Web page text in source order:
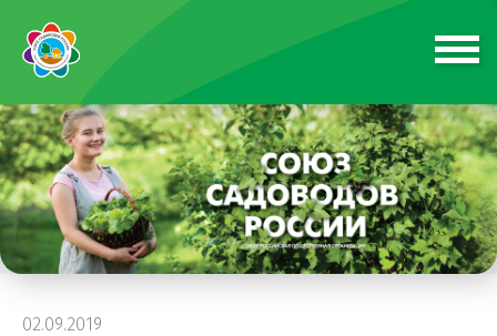
02.09.2019